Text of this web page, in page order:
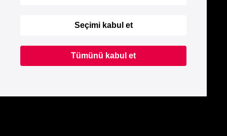
Seçimi kabul et
Tümünü kabul et